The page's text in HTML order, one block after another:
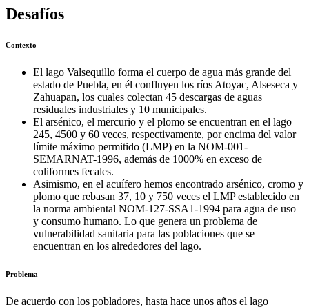
Desafíos
Contexto
El lago Valsequillo forma el cuerpo de agua más grande del
estado de Puebla, en él confluyen los ríos Atoyac, Alseseca y
Zahuapan, los cuales colectan 45 descargas de aguas
residuales industriales y 10 municipales.
El arsénico, el mercurio y el plomo se encuentran en el lago
245, 4500 y 60 veces, respectivamente, por encima del valor
límite máximo permitido (LMP) en la NOM-001-
SEMARNAT-1996, además de 1000% en exceso de
coliformes fecales.
Asimismo, en el acuífero hemos encontrado arsénico, cromo y
plomo que rebasan 37, 10 y 750 veces el LMP establecido en
la norma ambiental NOM-127-SSA1-1994 para agua de uso
y consumo humano. Lo que genera un problema de
vulnerabilidad sanitaria para las poblaciones que se
encuentran en los alrededores del lago.
Problema
De acuerdo con los pobladores, hasta hace unos años el lago